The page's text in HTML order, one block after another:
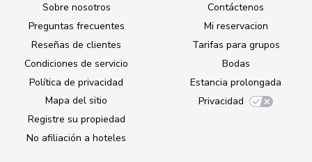
Sobre nosotros
Preguntas frecuentes
Reseñas de clientes
Condiciones de servicio
Política de privacidad
Mapa del sitio
Registre su propiedad
No afiliación a hoteles
Contáctenos
Mi reservacion
Tarifas para grupos
Bodas
Estancia prolongada
Privacidad